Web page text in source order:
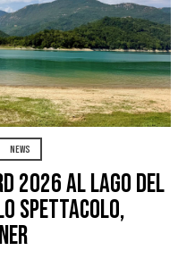
NEWS
2026 al Lago del
spettacolo,